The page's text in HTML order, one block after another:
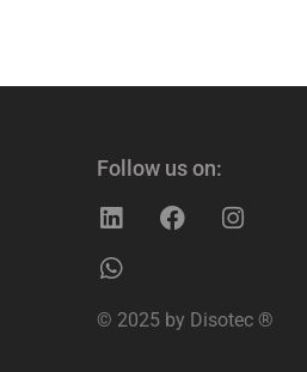
Follow us on:
© 2025 by Disotec ®